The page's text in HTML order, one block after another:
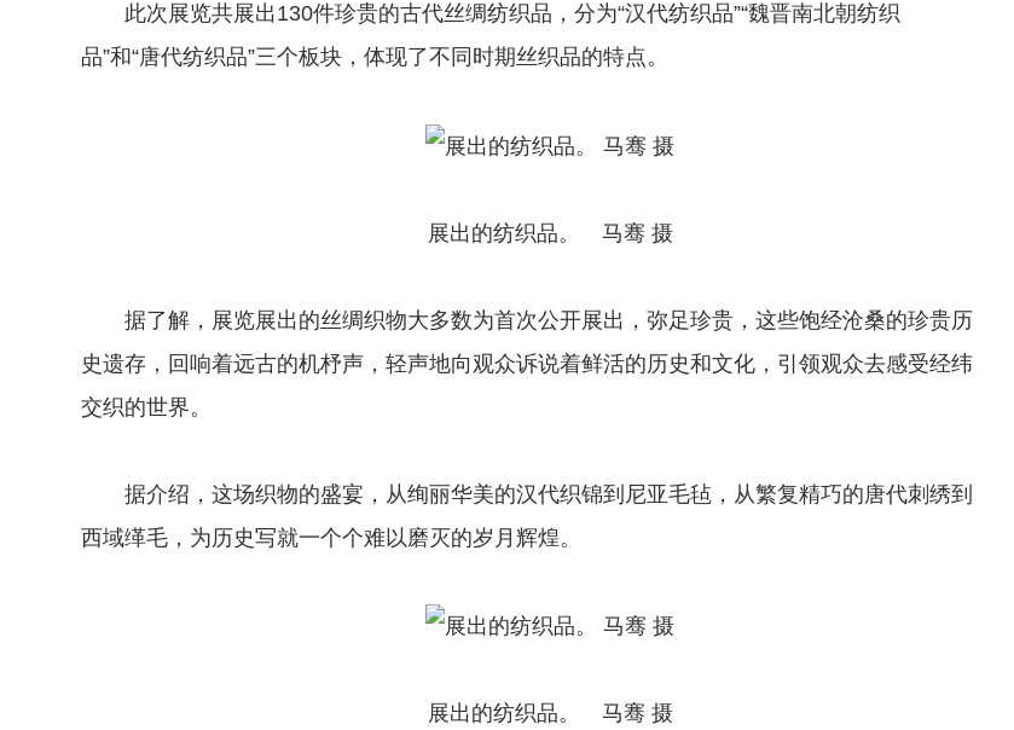
此次展览共展出130件珍贵的古代丝绸纺织品，分为“汉代纺织品”“魏晋南北朝纺织
品”和“唐代纺织品”三个板块，体现了不同时期丝织品的特点。
展出的纺织品。 马骞 摄
据了解，展览展出的丝绸织物大多数为首次公开展出，弥足珍贵，这些饱经沧桑的珍贵历
史遗存，回响着远古的机杼声，轻声地向观众诉说着鲜活的历史和文化，引领观众去感受经纬
交织的世界。
据介绍，这场织物的盛宴，从绚丽华美的汉代织锦到尼亚毛毡，从繁复精巧的唐代刺绣到
西域缂毛，为历史写就一个个难以磨灭的岁月辉煌。
展出的纺织品。 马骞 摄